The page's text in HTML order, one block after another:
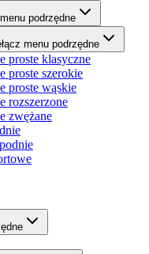
podrzędne
menu podrzędne
proste klasyczne
proste szerokie
proste wąskie
rozszerzone
zwężane